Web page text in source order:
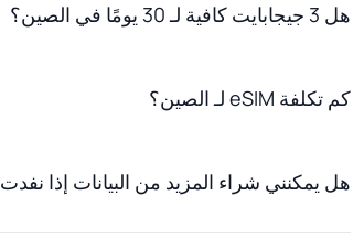
هل 3 جيجابايت كافية لـ 30 يومًا في الصين؟
كم تكلفة eSIM لـ الصين؟
هل يمكنني شراء المزيد من البيانات إذا نفدت 3 جيجابايت في الصين؟